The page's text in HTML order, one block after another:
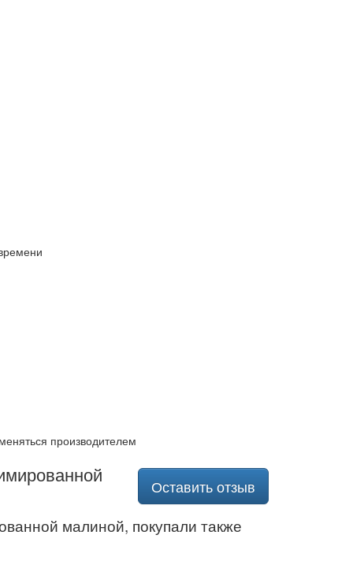
производителем
Оставить отзыв
малиной, покупали также